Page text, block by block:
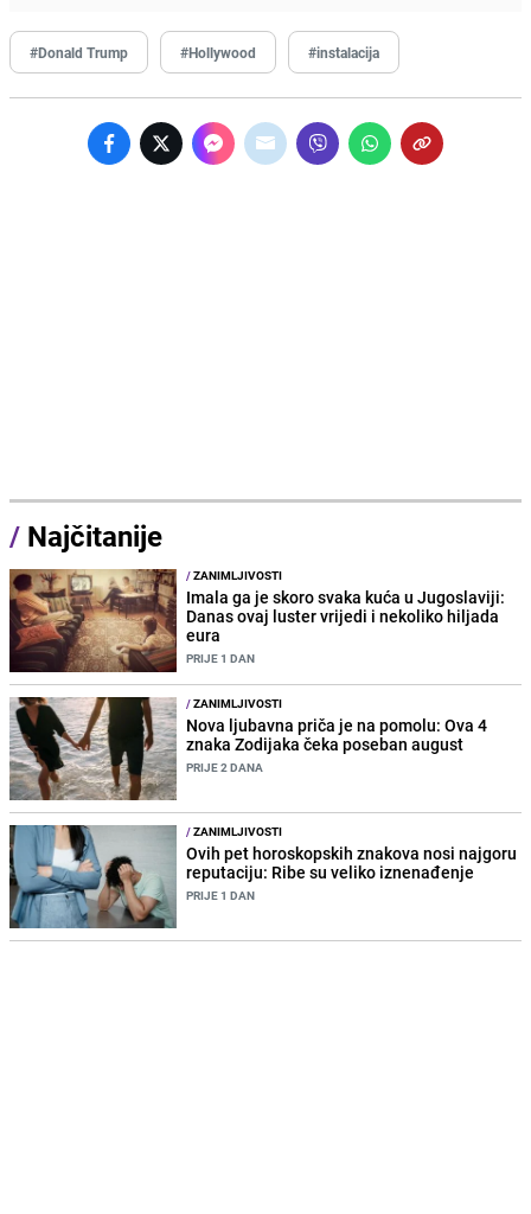
#Donald Trump #Hollywood #instalacija
/ Najčitanije
/ZANIMLJIVOSTI
Imala ga je skoro svaka kuća u Jugoslaviji:
Danas ovaj luster vrijedi i nekoliko hiljada
eura
PRIJE 1 DAN
/ZANIMLJIVOSTI
Nova ljubavna priča je na pomolu: Ova 4
znaka Zodijaka čeka poseban august
PRIJE 2 DANA
/ZANIMLJIVOSTI
Ovih pet horoskopskih znakova nosi najgoru
reputaciju: Ribe su veliko iznenađenje
PRIJE 1 DAN